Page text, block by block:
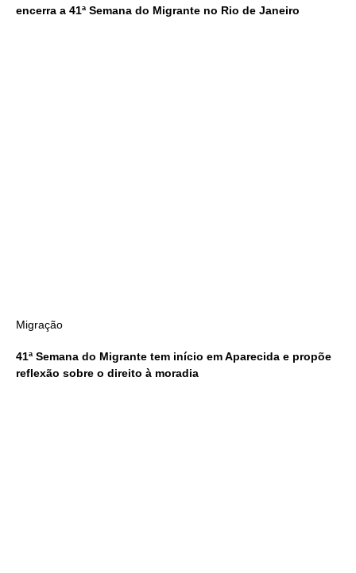
encerra a 41ª Semana do Migrante no Rio de Janeiro
Migração
41ª Semana do Migrante tem início em Aparecida e propõe
reflexão sobre o direito à moradia